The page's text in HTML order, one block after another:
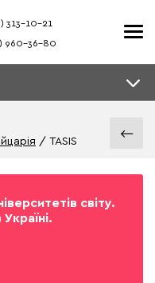
313–10-21
960–36-80
TASIS
світу.